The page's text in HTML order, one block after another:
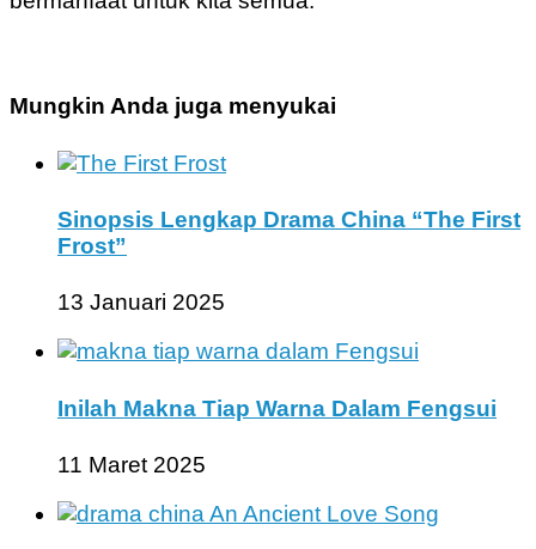
Mungkin Anda juga menyukai
Sinopsis Lengkap Drama China “The First
Frost”
13 Januari 2025
Inilah Makna Tiap Warna Dalam Fengsui
11 Maret 2025